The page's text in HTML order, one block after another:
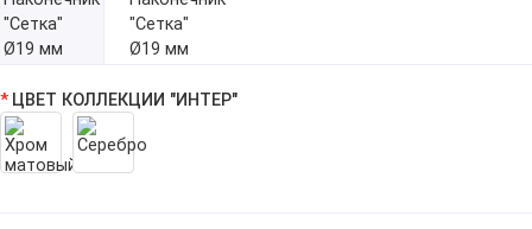
ЦВЕТ КОЛЛЕКЦИИ "ИНТЕР"